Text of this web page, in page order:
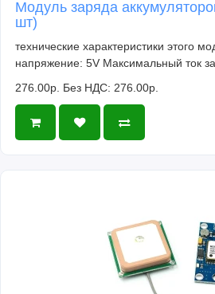
Модуль заряда
шт)
технические характеристики этого
напряжение: 5V Максимальный ток
276.00р. Без НДС: 276.00р.